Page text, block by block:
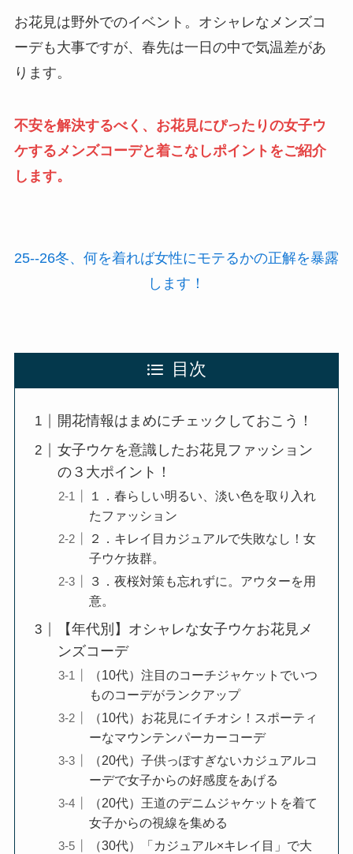
お花見は野外でのイベント。オシャレなメンズコ
ーデも大事ですが、春先は一日の中で気温差があ
ります。
不安を解決するべく、お花見にぴったりの女子ウ
ケするメンズコーデと着こなしポイントをご紹介
します。
25--26冬、何を着れば女性にモテるかの正解を暴露
します！
目次
開花情報はまめにチェックしておこう！
女子ウケを意識したお花見ファッション
の３大ポイント！
１．春らしい明るい、淡い色を取り入れ
たファッション
２．キレイ目カジュアルで失敗なし！女
子ウケ抜群。
３．夜桜対策も忘れずに。アウターを用
意。
【年代別】オシャレな女子ウケお花見メ
ンズコーデ
（10代）注目のコーチジャケットでいつ
ものコーデがランクアップ
（10代）お花見にイチオシ！スポーティ
ーなマウンテンパーカーコーデ
（20代）子供っぽすぎないカジュアルコ
ーデで女子からの好感度をあげる
（20代）王道のデニムジャケットを着て
女子からの視線を集める
（30代）「カジュアル×キレイ目」で大